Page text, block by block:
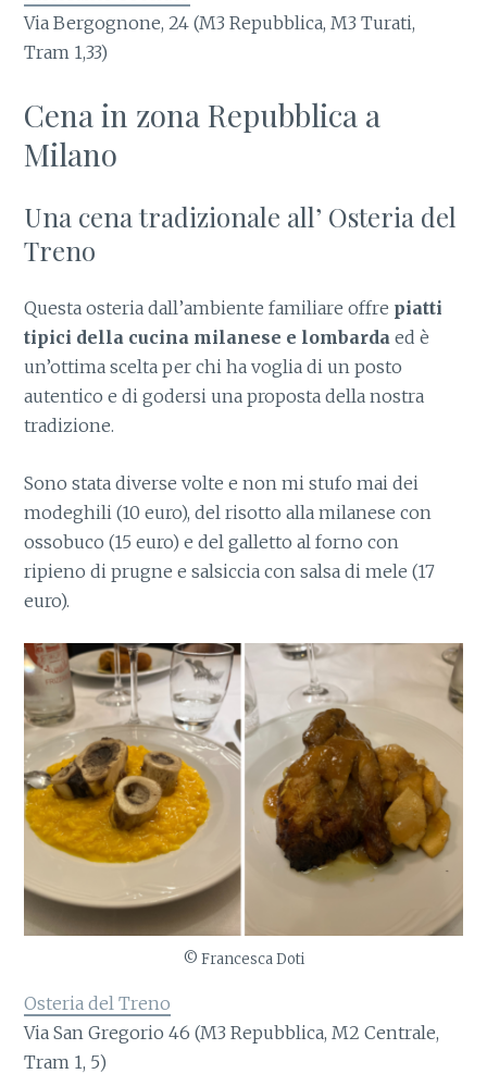
Via Bergognone, 24 (M3 Repubblica, M3 Turati,
Tram 1,33)
Cena in zona Repubblica a
Milano
Una cena tradizionale all’ Osteria del
Treno
Questa osteria dall’ambiente familiare offre piatti
tipici della cucina milanese e lombarda ed è
un’ottima scelta per chi ha voglia di un posto
autentico e di godersi una proposta della nostra
tradizione.
Sono stata diverse volte e non mi stufo mai dei
modeghili (10 euro), del risotto alla milanese con
ossobuco (15 euro) e del galletto al forno con
ripieno di prugne e salsiccia con salsa di mele (17
euro).
© Francesca Doti
Osteria del Treno
Via San Gregorio 46 (M3 Repubblica, M2 Centrale,
Tram 1, 5)